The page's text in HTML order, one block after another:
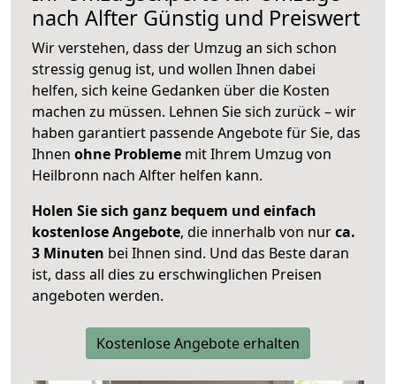
nach Alfter Günstig und Preiswert
Wir verstehen, dass der Umzug an sich schon
stressig genug ist, und wollen Ihnen dabei
helfen, sich keine Gedanken über die Kosten
machen zu müssen. Lehnen Sie sich zurück – wir
haben garantiert passende Angebote für Sie, das
Ihnen ohne Probleme mit Ihrem Umzug von
Heilbronn nach Alfter helfen kann.
Holen Sie sich ganz bequem und einfach
kostenlose Angebote, die innerhalb von nurca.
3 Minuten bei Ihnen sind. Und das Beste daran
ist, dass all dies zu erschwinglichen Preisen
angeboten werden.
Kostenlose Angebote erhalten